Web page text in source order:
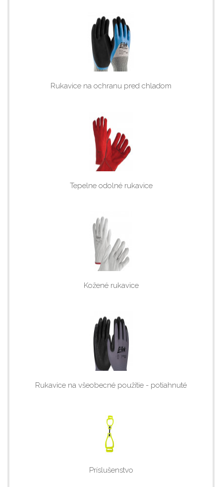
Rukavice na ochranu pred chladom
Tepelne odolné rukavice
Kožené rukavice
Rukavice na všeobecné použitie - potiahnuté
Príslušenstvo